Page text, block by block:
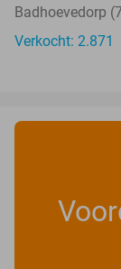
Badhoevedorp
Verkocht: 2.871